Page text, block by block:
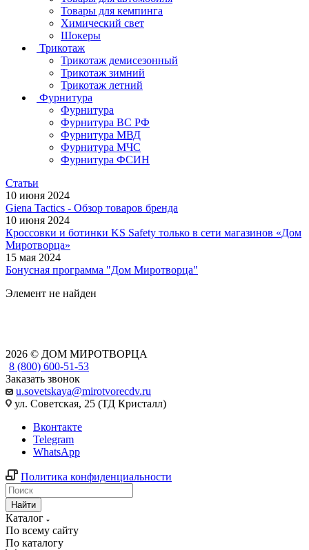
Товары для кемпинга
Химический свет
Шокеры
Трикотаж
Трикотаж демисезонный
Трикотаж зимний
Трикотаж летний
Фурнитура
Фурнитура
Фурнитура ВС РФ
Фурнитура МВД
Фурнитура МЧС
Фурнитура ФСИН
Статьи
10 июня 2024
Giena Tactics - Обзор товаров бренда
10 июня 2024
Кроссовки и ботинки KS Safety только в сети магазинов «Дом
Миротворца»
15 мая 2024
Бонусная программа "Дом Миротворца"
Элемент не найден
2026 © ДОМ МИРОТВОРЦА
8 (800) 600-51-53
Заказать звонок
u.sovetskaya@mirotvorecdv.ru
ул. Советская, 25 (ТД Кристалл)
Вконтакте
Telegram
WhatsApp
Политика конфиденциальности
Найти
Каталог
По всему сайту
По каталогу